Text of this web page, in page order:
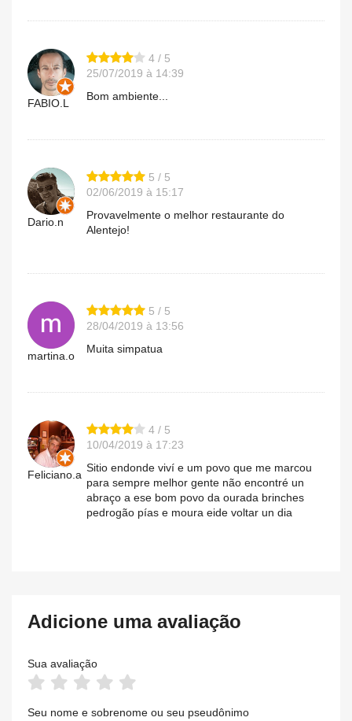
FABIO.L
4 / 5
25/07/2019 à 14:39
Bom ambiente...
Dario.n
5 / 5
02/06/2019 à 15:17
Provavelmente o melhor restaurante do
Alentejo!
martina.o
5 / 5
28/04/2019 à 13:56
Muita simpatua
Feliciano.a
4 / 5
10/04/2019 à 17:23
Sitio endonde viví e um povo que me marcou
para sempre melhor gente não encontré un
abraço a ese bom povo da ourada brinches
pedrogão pías e moura eide voltar un dia
Adicione uma avaliação
Sua avaliação
Seu nome e sobrenome ou seu pseudônimo